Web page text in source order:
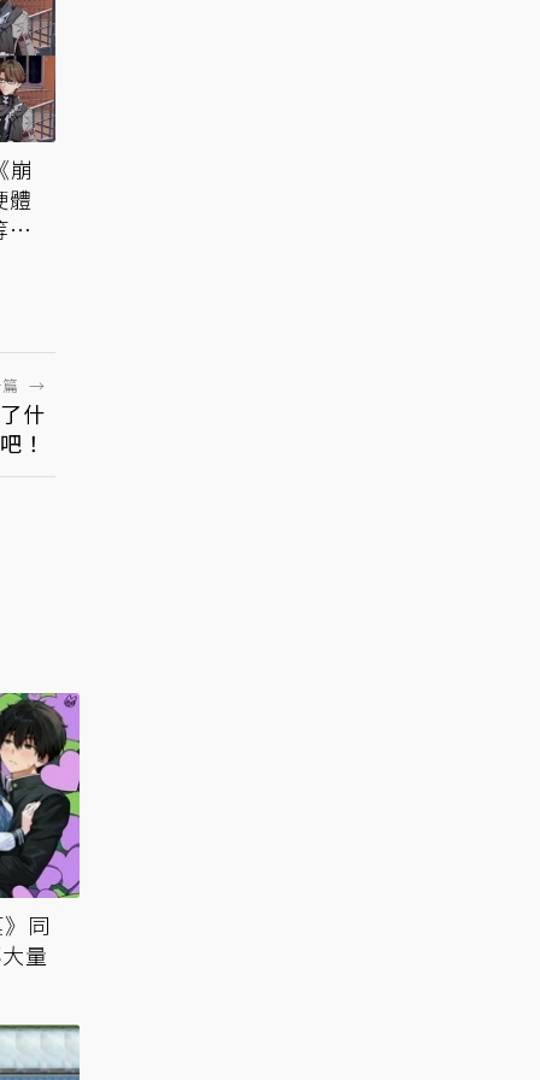
崩
體
大
→
什
！
同
量